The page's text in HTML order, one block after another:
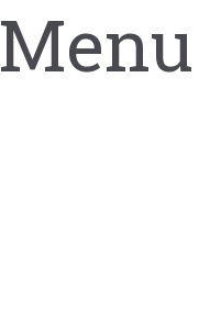
Menu